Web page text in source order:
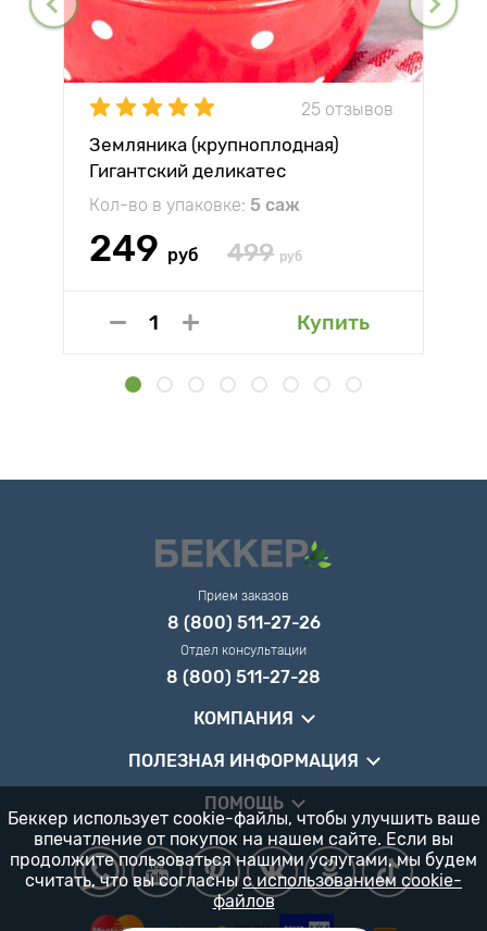
25 отзывов
Земляника (крупноплодная)
Гигантский деликатес
Кол-во в упаковке: 5 саж
249 руб 499 руб
Купить
Прием заказов
8 (800) 511-27-26
Отдел консультации
8 (800) 511-27-28
КОМПАНИЯ
ПОЛЕЗНАЯ ИНФОРМАЦИЯ
ПОМОЩЬ
Беккер использует cookie-файлы, чтобы улучшить ваше
впечатление от покупок на нашем сайте. Если вы
продолжите пользоваться нашими услугами, мы будем
считать, что вы согласны с использованием cookie-
файлов